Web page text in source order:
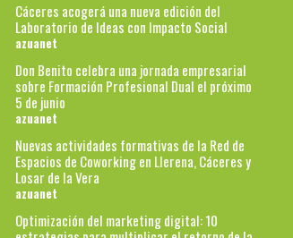
Cáceres acogerá una nueva edición del
Laboratorio de Ideas con Impacto Social
azuanet
Don Benito celebra una jornada empresarial
sobre Formación Profesional Dual el próximo
5 de junio
azuanet
Nuevas actividades formativas de la Red de
Espacios de Coworking en Llerena, Cáceres y
Losar de la Vera
azuanet
Optimización del marketing digital: 10